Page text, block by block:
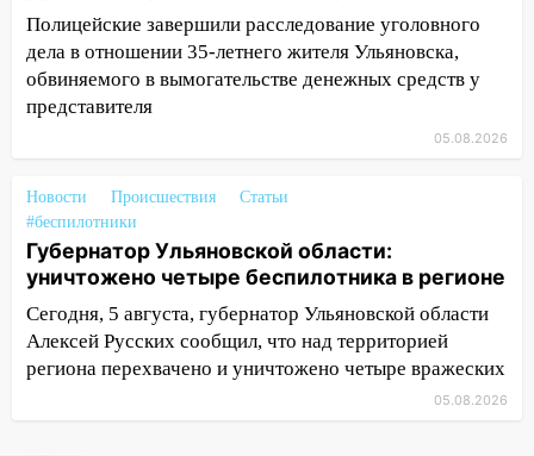
больницу
15:59 Ульяновец отдал более 14
миллионов рублей за криминальное
покровительство
летнего мопедиста
15:00
В Ульяновске после тройного ДТП
госпитализировали 25-летнего байкера
14:32
На Ульяновскую область
надвигается жара
14:08 Пешеход переходил по «зебре»:
Полицейские завершили расследование уголовного
дела в отношении 35-летнего жителя Ульяновска,
обвиняемого в вымогательстве денежных средств у
представителя
05.08.2026
Новости Происшествия
Статьи
#беспилотники
Губернатор Ульяновской области:
уничтожено четыре беспилотника в регионе
Сегодня, 5 августа, губернатор Ульяновской области
Алексей Русских сообщил, что над территорией
региона перехвачено и уничтожено четыре вражеских
05.08.2026